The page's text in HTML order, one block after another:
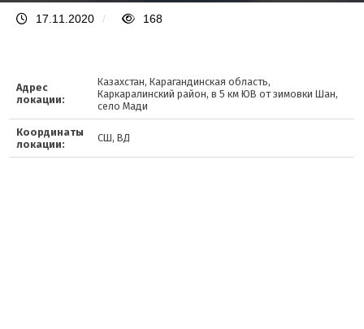
17.11.2020 / 168
Адрес
локации:
Казахстан, Карагандинская область,
Каркаралинский район, в 5 км ЮВ от зимовки Шан,
село Мади
Координаты
локации:
СШ, ВД